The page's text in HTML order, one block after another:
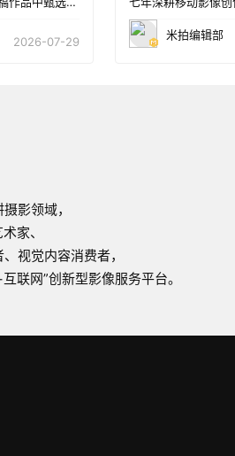
2026-07-29 米拍编辑部
影领域，
家、
视觉内容消费者，
联网”创新型影像服务平台。